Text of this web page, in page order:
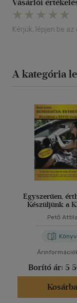
Vásárlói
Kérjük, lépjen be
A kategória
Egyszerűen,
Készüljünk a
vizsgára!
Pető Attila
Könyv
Borító ár: 5
Kosárba